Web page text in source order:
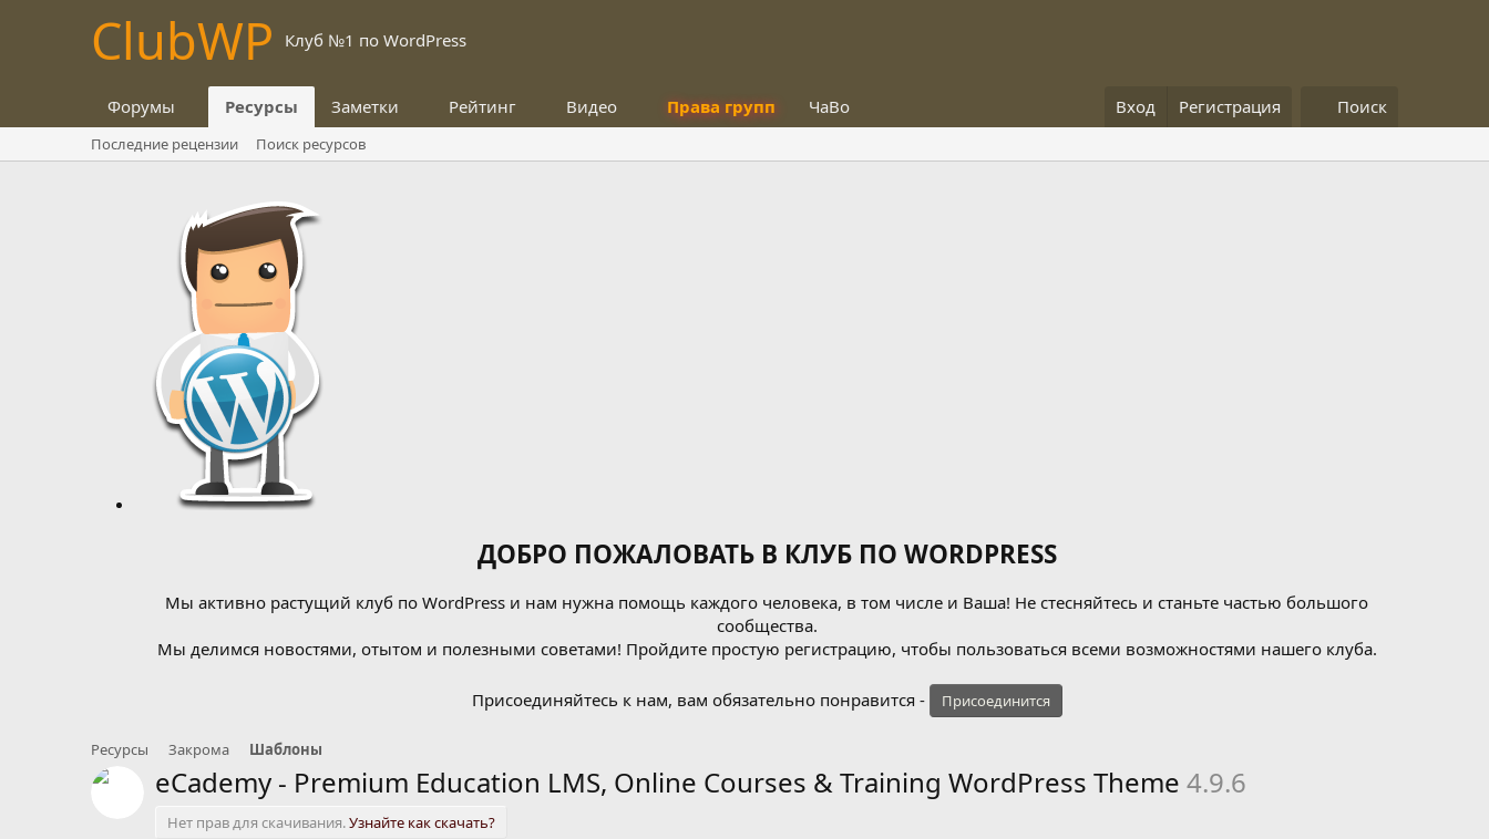
ClubWP Клуб №1 по WordPress
Форумы Ресурсы Заметки Рейтинг Видео Права групп ЧаВо Вход Регистрация Поиск
Последние рецензии Поиск ресурсов
ДОБРО ПОЖАЛОВАТЬ В КЛУБ ПО WORDPRESS
Мы активно растущий клуб по WordPress и нам нужна помощь каждого человека, в том числе и Ваша! Не стесняйтесь и станьте частью большого
сообщества.
Мы делимся новостями, отытом и полезными советами! Пройдите простую регистрацию, чтобы пользоваться всеми возможностями нашего клуба.
Присоединяйтесь к нам, вам обязательно понравится - Присоединится
Ресурсы Закрома Шаблоны
eCademy - Premium Education LMS, Online Courses & Training WordPress Theme 4.9.6
Нет прав для скачивания.Узнайте как скачать?